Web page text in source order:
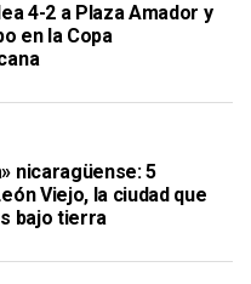
4-2 a Plaza Amador y
en la Copa
nicaragüense: 5
Viejo, la ciudad que
bajo tierra